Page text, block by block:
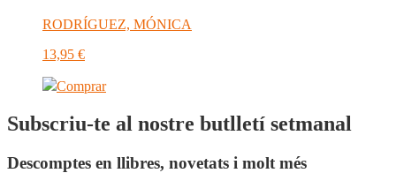
RODRÍGUEZ, MÓNICA
13,95 €
Comprar
Subscriu-te al nostre butlletí setmanal
Descomptes en llibres, novetats i molt més